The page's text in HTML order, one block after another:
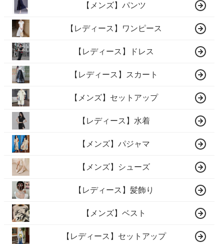
【メンズ】パンツ
【レディース】ワンピース
【レディース】ドレス
【レディース】スカート
【メンズ】セットアップ
【レディース】水着
【メンズ】パジャマ
【メンズ】シューズ
【レディース】髪飾り
【メンズ】ベスト
【レディース】セットアップ